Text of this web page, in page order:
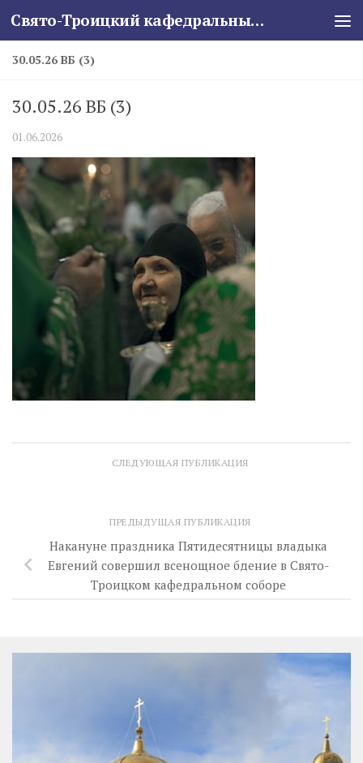
Skip to content Свято-Троицкий кафедральный собор
30.05.26 ВБ (3)
30.05.26 ВБ (3)
01.06.2026
СЛЕДУЮЩАЯ ПУБЛИКАЦИЯ
ПРЕДЫДУЩАЯ ПУБЛИКАЦИЯ
Накануне праздника Пятидесятницы владыка
Евгений совершил всенощное бдение в Свято-
Троицком кафедральном соборе